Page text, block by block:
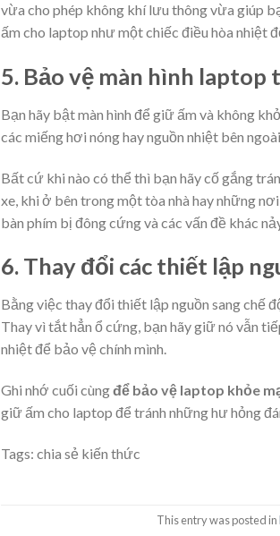
vừa cho phép không khí lưu thông vừa giúp
ấm cho laptop như một chiếc điều hòa nhiệt
5. Bảo vệ màn hình laptop
Bạn hãy bật màn hình để giữ ấm và không
các miếng hơi nóng hay nguồn nhiệt bên
Bất cứ khi nào có thể thì bạn hãy cố gắng
xe, khi ở bên trong một tòa nhà hay những
bàn phím bị đông cứng và các vấn đề khác
6. Thay đổi các thiết lập
Bằng việc thay đổi thiết lập nguồn sang chế
Thay vì tắt hẳn ổ cứng, bạn hãy giữ nó vẫn
nhiệt để bảo vệ chính mình.
Ghi nhớ cuối cùngđể bảo vệ laptop khỏe
giữ ấm cho laptop để tránh những hư hỏng
Tags: chia sẻ kiến thức
This entry was posted in